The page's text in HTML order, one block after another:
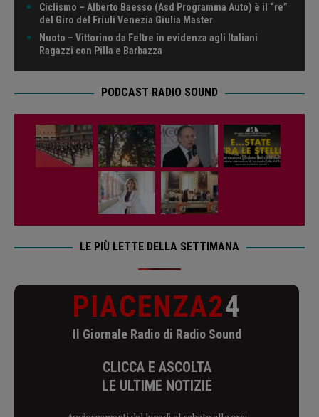
Ciclismo – Alberto Baesso (Asd Programma Auto) è il “re”
del Giro del Friuli Venezia Giulia Master
Nuoto – Vittorino da Feltre in evidenza agli Italiani
Ragazzi con Pilla e Barbazza
PODCAST RADIO SOUND
LE PIÙ LETTE DELLA SETTIMANA
PIACENZA24
Il Giornale Radio di Radio Sound
CLICCA E ASCOLTA
LE ULTIME NOTIZIE